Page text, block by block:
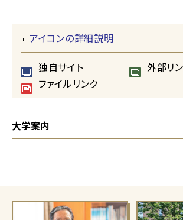
アイコンの詳細説明
独自サイト
外部リ
ファイルリンク
大学案内